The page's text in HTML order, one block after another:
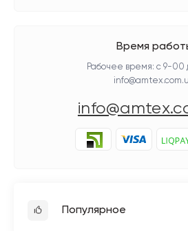
Время
Рабочее время: с 9-00
Популярное